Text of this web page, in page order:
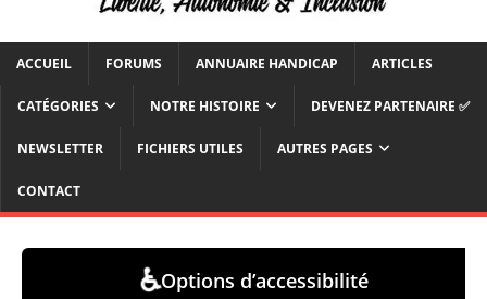
ACCUEIL FORUMS ANNUAIRE HANDICAP ARTICLES
CATÉGORIES NOTRE HISTOIRE DEVENEZ PARTENAIRE ✅
NEWSLETTER FICHIERS UTILES AUTRES PAGES
CONTACT
♿Options d’accessibilité